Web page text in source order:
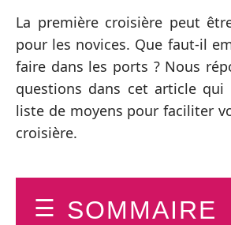
La première croisière peut
pour les novices. Que faut-il
faire dans les ports ? Nous
questions dans cet article qui
liste de moyens pour faciliter
croisière.
SOMMAIRE